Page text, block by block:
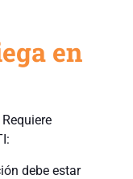
en
debe estar